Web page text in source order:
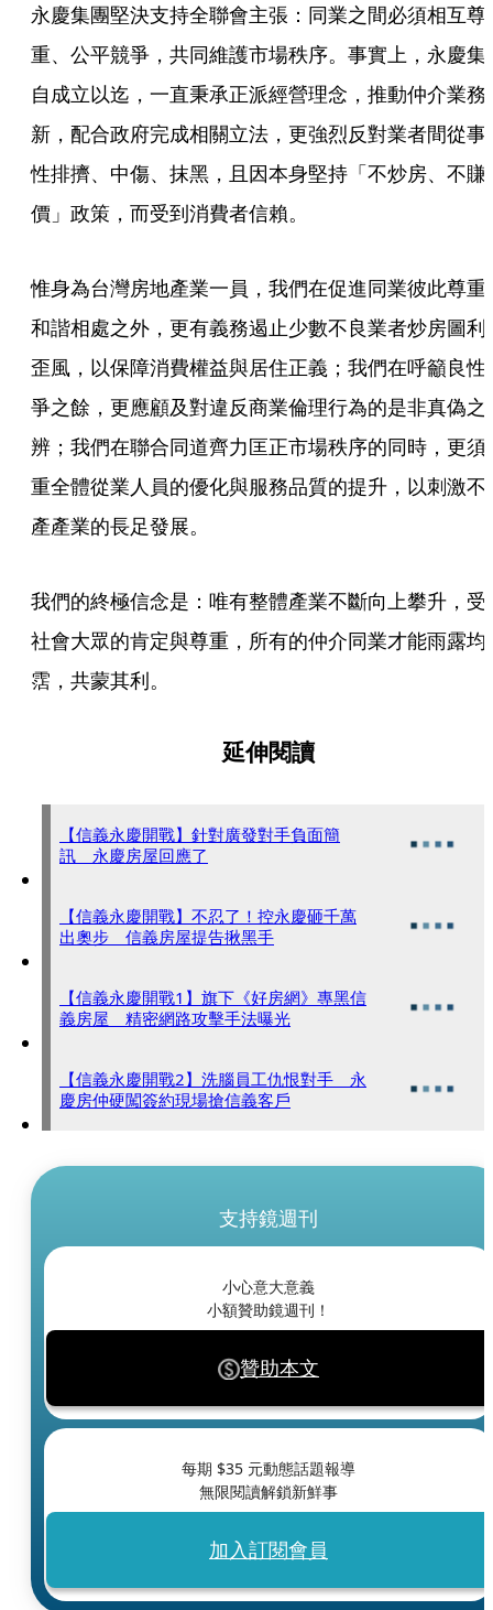
永慶集團堅決支持全聯會主張：同業之間必須相互尊
重、公平競爭，共同維護市場秩序。事實上，永慶集
自成立以迄，一直秉承正派經營理念，推動仲介業務
新，配合政府完成相關立法，更強烈反對業者間從事
性排擠、中傷、抹黑，且因本身堅持「不炒房、不賺
價」政策，而受到消費者信賴。
惟身為台灣房地產業一員，我們在促進同業彼此尊重
和諧相處之外，更有義務遏止少數不良業者炒房圖利
歪風，以保障消費權益與居住正義；我們在呼籲良性
爭之餘，更應顧及對違反商業倫理行為的是非真偽之
辨；我們在聯合同道齊力匡正市場秩序的同時，更須
重全體從業人員的優化與服務品質的提升，以刺激不
產產業的長足發展。
我們的終極信念是：唯有整體產業不斷向上攀升，受
社會大眾的肯定與尊重，所有的仲介同業才能雨露均
霑，共蒙其利。
延伸閱讀
【信義永慶開戰】針對廣發對手負面簡
訊 永慶房屋回應了
【信義永慶開戰】不忍了！控永慶砸千萬
出奧步 信義房屋提告揪黑手
【信義永慶開戰1】旗下《好房網》專黑信
義房屋 精密網路攻擊手法曝光
【信義永慶開戰2】洗腦員工仇恨對手 永
慶房仲硬闖簽約現場搶信義客戶
支持鏡週刊
小心意大意義
小額贊助鏡週刊！
贊助本文
每期 $35 元動態話題報導
無限閱讀解鎖新鮮事
加入訂閱會員